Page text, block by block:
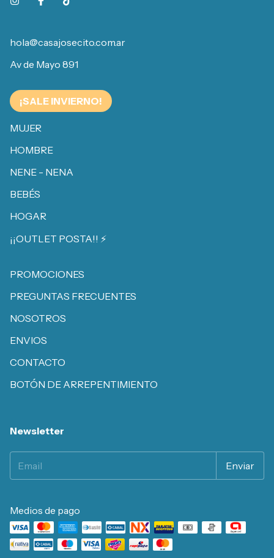
hola@casajosecito.com.ar
Av de Mayo 891
¡SALE INVIERNO!
MUJER
HOMBRE
NENE - NENA
BEBÉS
HOGAR
¡¡OUTLET POSTA!! ⚡️
PROMOCIONES
PREGUNTAS FRECUENTES
NOSOTROS
ENVIOS
CONTACTO
BOTÓN DE ARREPENTIMIENTO
Newsletter
Medios de pago